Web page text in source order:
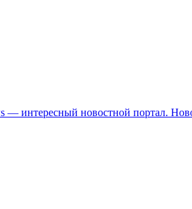
— интересный новостной портал.